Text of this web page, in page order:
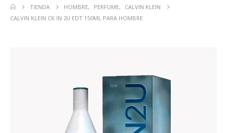
TIENDA HOMBRE, PERFUME,
CALVIN KLEIN
CALVIN KLEIN CK IN 2U EDT 150ML PARA HOMBRE